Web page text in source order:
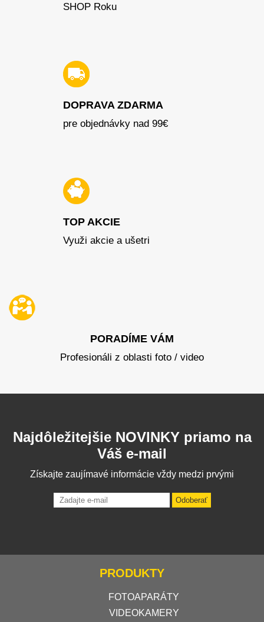
SHOP Roku
DOPRAVA ZDARMA
pre objednávky nad 99€
TOP AKCIE
Využi akcie a ušetri
PORADÍME VÁM
Profesionáli z oblasti foto / video
Najdôležitejšie NOVINKY priamo na
Váš e-mail
Získajte zaujímavé informácie vždy medzi prvými
Odoberať
PRODUKTY
FOTOAPARÁTY
VIDEOKAMERY